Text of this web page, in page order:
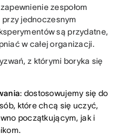
zespołom
jednoczesnym
są przydatne,
w całej organizacji.
z którymi boryka się
: dostosowujemy się do
które chcą się uczyć,
początkującym, jak i